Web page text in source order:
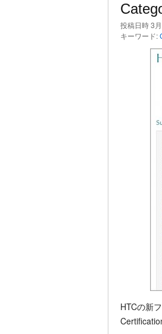
投稿日時 3
キーワード:
HTCの新